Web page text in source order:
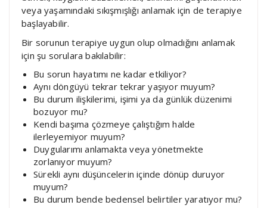
veya yaşamındaki sıkışmışlığı anlamak için de terapiye
başlayabilir.
Bir sorunun terapiye uygun olup olmadığını anlamak
için şu sorulara bakılabilir:
Bu sorun hayatımı ne kadar etkiliyor?
Aynı döngüyü tekrar tekrar yaşıyor muyum?
Bu durum ilişkilerimi, işimi ya da günlük düzenimi
bozuyor mu?
Kendi başıma çözmeye çalıştığım halde
ilerleyemiyor muyum?
Duygularımı anlamakta veya yönetmekte
zorlanıyor muyum?
Sürekli aynı düşüncelerin içinde dönüp duruyor
muyum?
Bu durum bende bedensel belirtiler yaratıyor mu?